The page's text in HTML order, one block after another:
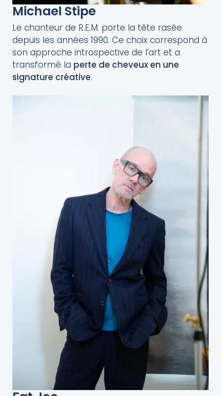
Michael Stipe
Le chanteur de R.E.M. porte la tête rasée
depuis les années 1990. Ce choix correspond à
son approche introspective de l’art et a
transformé la perte de cheveux en une
signature créative.